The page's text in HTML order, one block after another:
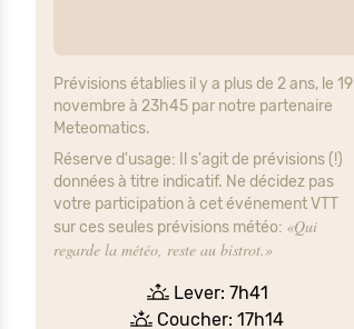
Prévisions établies il y a plus de 2 ans, le 19
novembre à 23h45 par notre partenaire
Meteomatics.
Réserve d'usage: Il s'agit de prévisions (!)
données à titre indicatif. Ne décidez pas
votre participation à cet événement VTT
sur ces seules prévisions météo: «Qui
regarde la météo, reste au bistrot.»
Lever: 7h41
Coucher: 17h14